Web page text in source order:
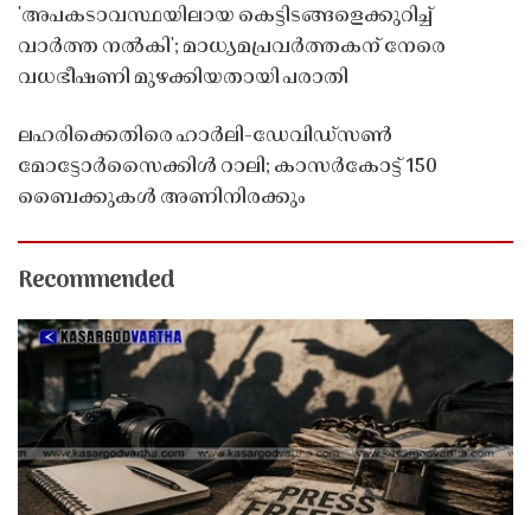
'അപകടാവസ്ഥയിലായ കെട്ടിടങ്ങളെക്കുറിച്ച്
വാർത്ത നൽകി'; മാധ്യമപ്രവർത്തകന് നേരെ
വധഭീഷണി മുഴക്കിയതായി പരാതി
ലഹരിക്കെതിരെ ഹാർലി-ഡേവിഡ്‌സൺ
മോട്ടോർസൈക്കിൾ റാലി; കാസർകോട്ട് 150
ബൈക്കുകൾ അണിനിരക്കും
Recommended